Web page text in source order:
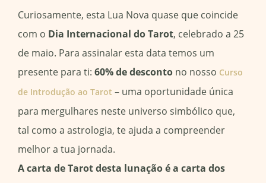
Curiosamente, esta Lua Nova quase que coincide
com o Dia Internacional do Tarot, celebrado a 25
de maio. Para assinalar esta data temos um
presente para ti: 60% de desconto no nosso Curso
de Introdução ao Tarot – uma oportunidade única
para mergulhares neste universo simbólico que,
tal como a astrologia, te ajuda a compreender
melhor a tua jornada.
A carta de Tarot desta lunação é a carta dos